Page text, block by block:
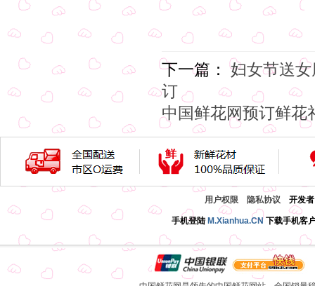
下一篇：妇女节送
订
中国鲜花网预订鲜花
用户权限 隐私协议 开发者
手机登陆 M.Xianhua.CN 下载手机客